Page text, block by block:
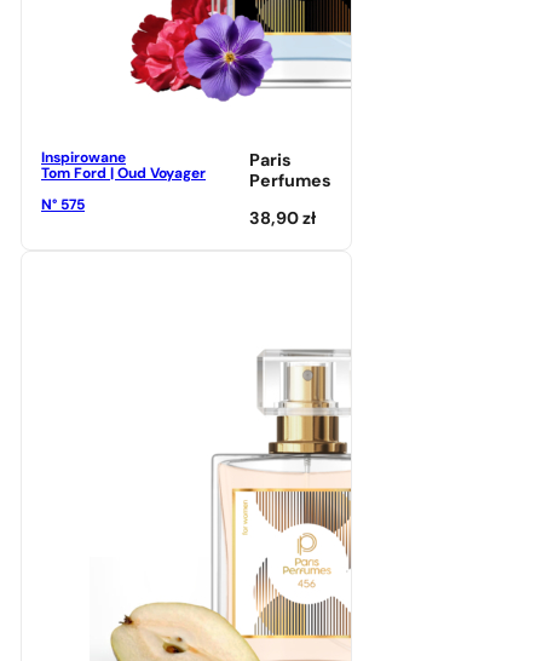
Inspirowane
Tom Ford | Oud Voyager
N° 575
Paris
Perfumes
38,90zł